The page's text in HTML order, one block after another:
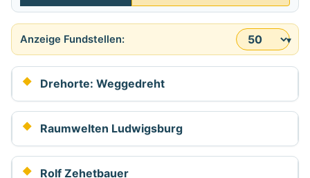
Anzeige #
Drehorte: Weggedreht
Raumwelten Ludwigsburg
Rolf Zehetbauer